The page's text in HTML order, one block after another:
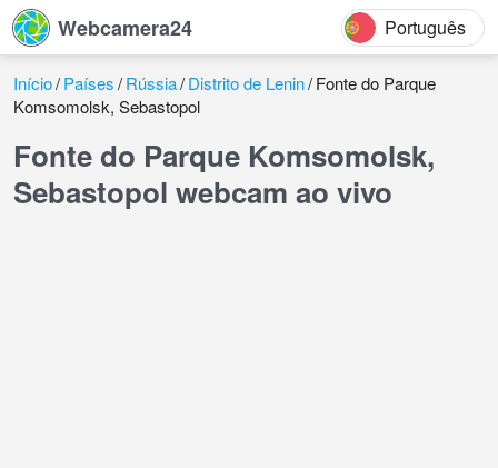
Webcamera24 Português
Início Países Rússia Distrito de Lenin Fonte do Parque
Komsomolsk, Sebastopol
Fonte do Parque Komsomolsk,
Sebastopol webcam ao vivo